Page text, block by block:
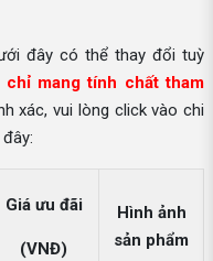
đây có thể thay đổi tuỳ
chỉ mang tính chất tham
xác, vui lòng click vào chi
Giá ưu đãi
(VNĐ)
Hình ảnh
sản phẩm